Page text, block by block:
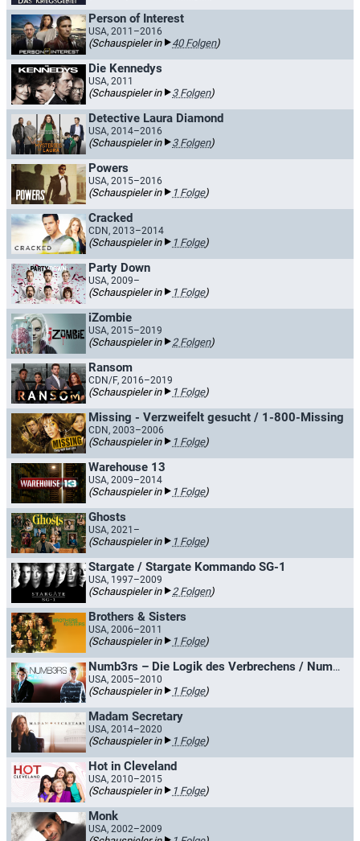
Person of Interest
USA, 2011–2016
(Schauspieler in 40 Folgen)
Die Kennedys
USA, 2011
(Schauspieler in 3 Folgen)
Detective Laura Diamond
USA, 2014–2016
(Schauspieler in 3 Folgen)
Powers
USA, 2015–2016
(Schauspieler in 1 Folge)
Cracked
CDN, 2013–2014
(Schauspieler in 1 Folge)
Party Down
USA, 2009–
(Schauspieler in 1 Folge)
iZombie
USA, 2015–2019
(Schauspieler in 2 Folgen)
Ransom
CDN/F, 2016–2019
(Schauspieler in 1 Folge)
Missing - Verzweifelt gesucht / 1-800-Missing
CDN, 2003–2006
(Schauspieler in 1 Folge)
Warehouse 13
USA, 2009–2014
(Schauspieler in 1 Folge)
Ghosts
USA, 2021–
(Schauspieler in 1 Folge)
Stargate / Stargate Kommando SG-1
USA, 1997–2009
(Schauspieler in 2 Folgen)
Brothers & Sisters
USA, 2006–2011
(Schauspieler in 1 Folge)
Numb3rs – Die Logik des Verbrechens / Numbers
USA, 2005–2010
(Schauspieler in 1 Folge)
Madam Secretary
USA, 2014–2020
(Schauspieler in 1 Folge)
Hot in Cleveland
USA, 2010–2015
(Schauspieler in 1 Folge)
Monk
USA, 2002–2009